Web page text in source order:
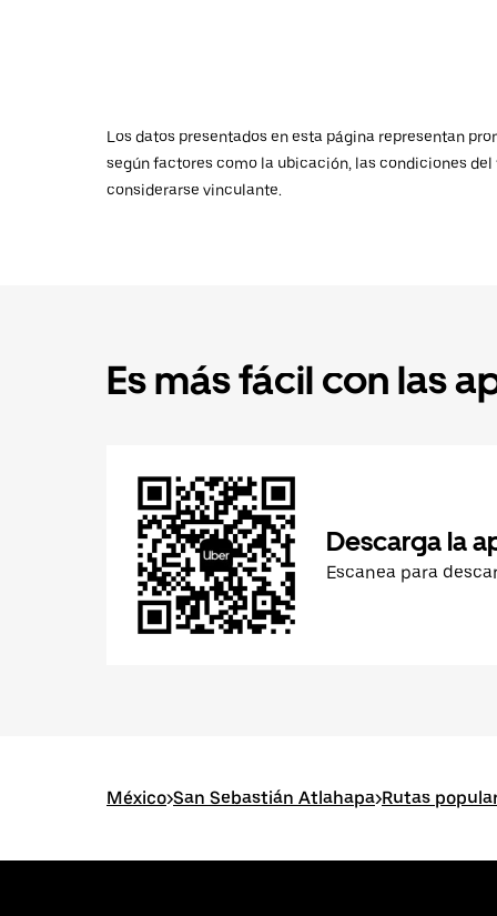
Los datos presentados en esta página representan
según factores como la ubicación, las condiciones
considerarse vinculante.
Es más fácil con las
Descarga la
Escanea para
México>San Sebastián Atlahapa>Rutas